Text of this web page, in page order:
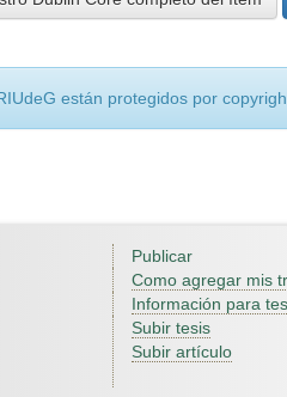
están protegidos por
Publicar
Como agregar mis
Información para
Subir tesis
Subir artículo